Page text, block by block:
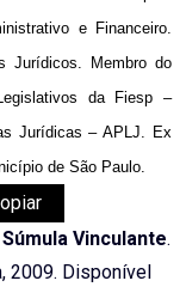
e Financeiro.
Jurídicos. Membro do
da Fiesp –
Jurídicas – APLJ. Ex
de São Paulo.
Vinculante.
2009. Disponível